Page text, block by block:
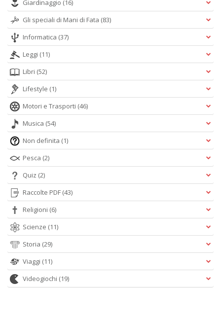
Giardinaggio (16)
Gli speciali di Mani di Fata (83)
Informatica (37)
Leggi (11)
Libri (52)
Lifestyle (1)
Motori e Trasporti (46)
Musica (54)
Non definita (1)
Pesca (2)
Quiz (2)
Raccolte PDF (43)
Religioni (6)
Scienze (11)
Storia (29)
Viaggi (11)
Videogiochi (19)